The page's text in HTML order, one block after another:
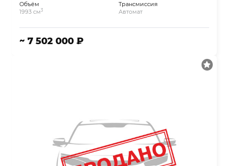
Объём
1993 см3
Трансмиссия
Автомат
~ 7 502 000 ₽